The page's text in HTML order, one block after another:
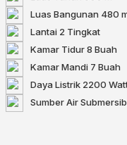
Luas Bangunan 480
Lantai 2 Tingkat
Kamar Tidur8 Buah
Kamar Mandi 7 Buah
Daya Listrik 2200
Sumber Air